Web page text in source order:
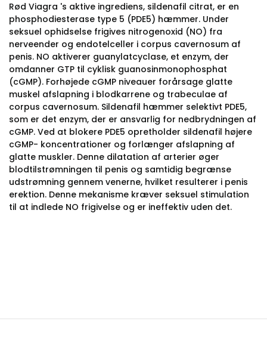
Rød Viagra 's aktive ingrediens, sildenafil citrat, er en
phosphodiesterase type 5 (PDE5) hæmmer. Under
seksuel ophidselse frigives nitrogenoxid (NO) fra
nerveender og endotelceller i corpus cavernosum af
penis. NO aktiverer guanylatcyclase, et enzym, der
omdanner GTP til cyklisk guanosinmonophosphat
(cGMP). Forhøjede cGMP niveauer forårsage glatte
muskel afslapning i blodkarrene og trabeculae af
corpus cavernosum. Sildenafil hæmmer selektivt PDE5,
som er det enzym, der er ansvarlig for nedbrydningen af
cGMP. Ved at blokere PDE5 opretholder sildenafil højere
cGMP- koncentrationer og forlænger afslapning af
glatte muskler. Denne dilatation af arterier øger
blodtilstrømningen til penis og samtidig begrænse
udstrømning gennem venerne, hvilket resulterer i penis
erektion. Denne mekanisme kræver seksuel stimulation
til at indlede NO frigivelse og er ineffektiv uden det.